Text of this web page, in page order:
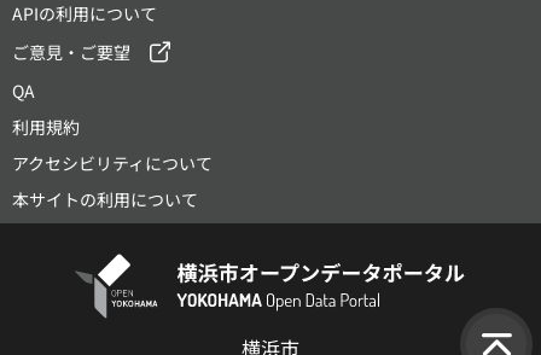
APIの利用について
ご意見・ご要望
QA
利用規約
アクセシビリティについて
本サイトの利用について
横浜市